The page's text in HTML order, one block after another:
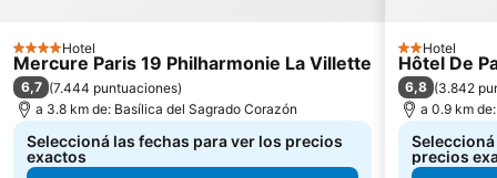
Estación de París-Lyon
Calle de la Villette
Campos Elíseos
4 Estrellas
Hotel
Mercure Paris 19 Philharmonie La Villette
6,7 (7.444 puntuaciones)
a 3.8 km de: Basílica del Sagrado Corazón
Seleccioná las fechas para ver los precios
exactos
2 Estrellas
Hotel
Hôtel De
6,8 (3.842
a 0.9 km
precios